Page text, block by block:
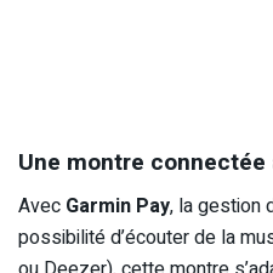
Une montre connectée
Avec Garmin Pay, la gestion
possibilité d’écouter de la